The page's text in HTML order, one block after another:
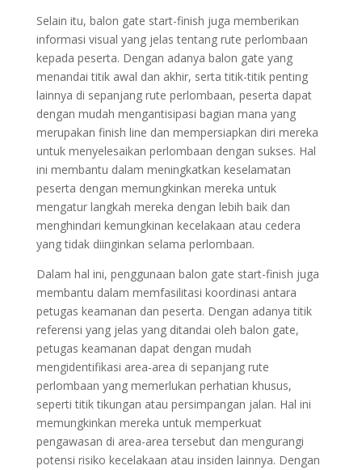
Selain itu, balon gate start-finish juga memberikan
informasi visual yang jelas tentang rute perlombaan
kepada peserta. Dengan adanya balon gate yang
menandai titik awal dan akhir, serta titik-titik penting
lainnya di sepanjang rute perlombaan, peserta dapat
dengan mudah mengantisipasi bagian mana yang
merupakan finish line dan mempersiapkan diri mereka
untuk menyelesaikan perlombaan dengan sukses. Hal
ini membantu dalam meningkatkan keselamatan
peserta dengan memungkinkan mereka untuk
mengatur langkah mereka dengan lebih baik dan
menghindari kemungkinan kecelakaan atau cedera
yang tidak diinginkan selama perlombaan.
Dalam hal ini, penggunaan balon gate start-finish juga
membantu dalam memfasilitasi koordinasi antara
petugas keamanan dan peserta. Dengan adanya titik
referensi yang jelas yang ditandai oleh balon gate,
petugas keamanan dapat dengan mudah
mengidentifikasi area-area di sepanjang rute
perlombaan yang memerlukan perhatian khusus,
seperti titik tikungan atau persimpangan jalan. Hal ini
memungkinkan mereka untuk memperkuat
pengawasan di area-area tersebut dan mengurangi
potensi risiko kecelakaan atau insiden lainnya. Dengan